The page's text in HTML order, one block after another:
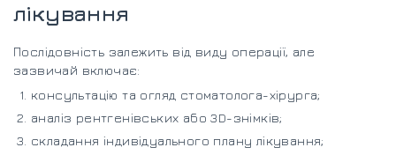
лікування
Послідовність залежить від виду операції, але
зазвичай включає:
консультацію та огляд стоматолога-хірурга;
аналіз рентгенівських або 3D-знімків;
складання індивідуального плану лікування;